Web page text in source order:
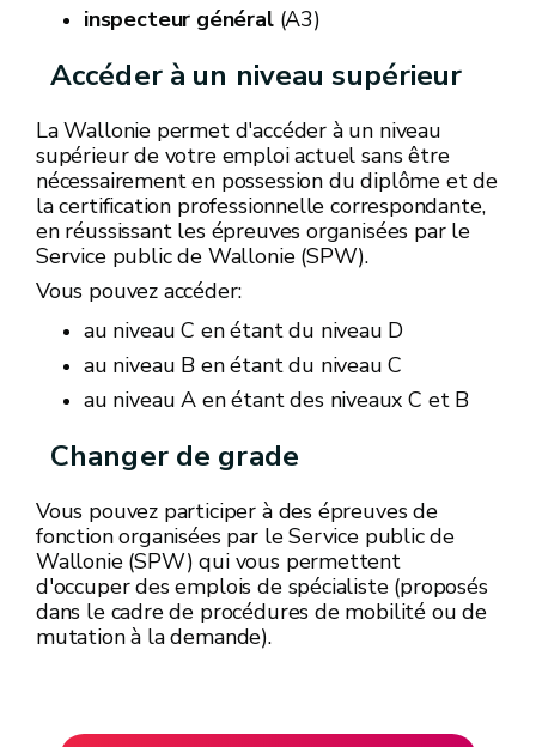
inspecteur général(A3)
Accéder à un niveau supérieur
La Wallonie permet d'accéder à un niveau
supérieur de votre emploi actuel sans être
nécessairement en possession du diplôme et de
la certification professionnelle correspondante,
en réussissant les épreuves organisées par le
Service public de Wallonie (SPW).
Vous pouvez accéder:
au niveau C en étant du niveau D
au niveau B en étant du niveau C
au niveau A en étant des niveaux C et B
Changer de grade
Vous pouvez participer à des épreuves de
fonction organisées par le Service public de
Wallonie (SPW) qui vous permettent
d'occuper des emplois de spécialiste (proposés
dans le cadre de procédures de mobilité ou de
mutation à la demande).